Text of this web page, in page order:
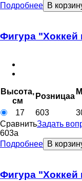
Подробнее В
Фигура "Хоккей
Высота,
см
Розницаa
17
603
СравнитьЗадать
603a
Подробнее В
Фигура "Хоккей